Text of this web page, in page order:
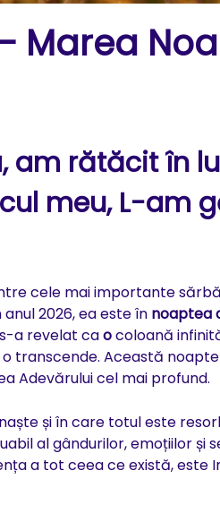
Marea
am rătăcit în
meu, L-am
cele mai importante
anul 2026, ea este în noaptea
a revelat caocoloană
transcende. Această
Adevărului cel mai profund.
și în care totul este
al gândurilor, emoțiilor și
a tot ceea ce există, este